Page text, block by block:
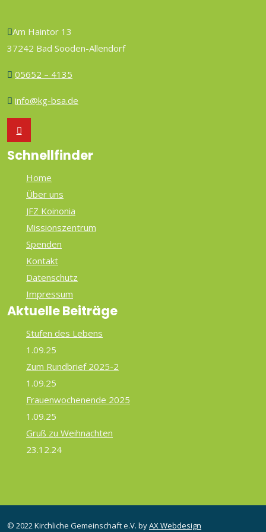
Am Haintor 13
37242 Bad Sooden-Allendorf
05652 – 4135
info@kg-bsa.de
Schnellfinder
Home
Über uns
JFZ Koinonia
Missionszentrum
Spenden
Kontakt
Datenschutz
Impressum
Aktuelle Beiträge
Stufen des Lebens
1.09.25
Zum Rundbrief 2025-2
1.09.25
Frauenwochenende 2025
1.09.25
Gruß zu Weihnachten
23.12.24
© 2022 Kirchliche Gemeinschaft e.V. byAX Webdesign